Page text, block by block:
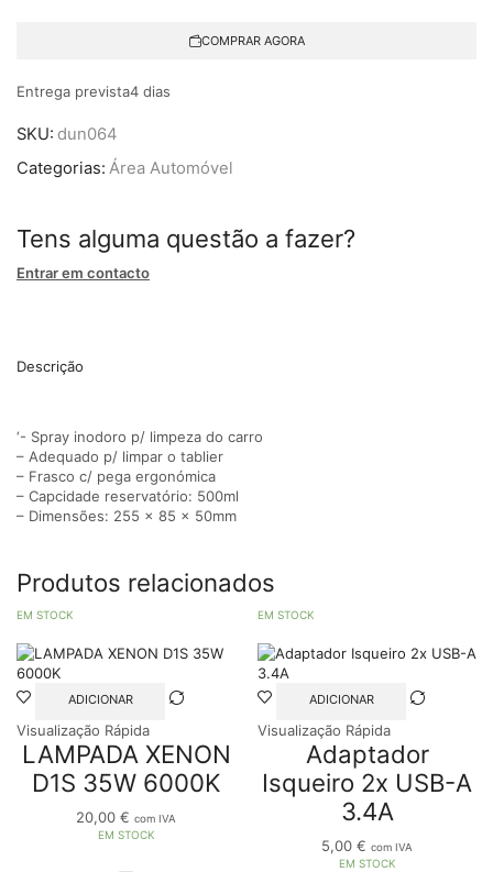
COMPRAR AGORA
Entrega prevista4 dias
SKU: dun064
Categorias: Área Automóvel
Tens alguma questão a fazer?
Entrar em contacto
Descrição
‘- Spray inodoro p/ limpeza do carro
– Adequado p/ limpar o tablier
– Frasco c/ pega ergonómica
– Capcidade reservatório: 500ml
– Dimensões: 255 x 85 x 50mm
Produtos relacionados
EM STOCK
ADICIONAR
Visualização Rápida
LAMPADA XENON
D1S 35W 6000K
20,00 € com IVA
EM STOCK
EM STOCK
ADICIONAR
Visualização Rápida
Adaptador
Isqueiro 2x USB-A
3.4A
5,00 € com IVA
EM STOCK